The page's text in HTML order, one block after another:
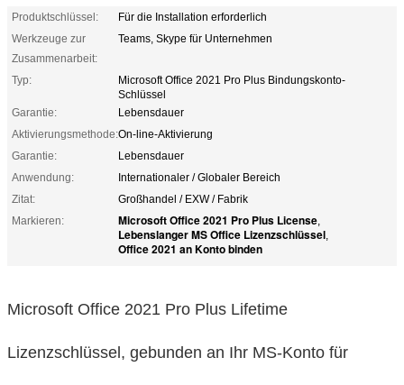
Produktschlüssel:
Für die Installation erforderlich
Werkzeuge zur
Zusammenarbeit:
Teams, Skype für Unternehmen
Typ:
Microsoft Office 2021 Pro Plus Bindungskonto-
Schlüssel
Garantie:
Lebensdauer
Aktivierungsmethode:On-line-Aktivierung
Garantie:
Lebensdauer
Anwendung:
Internationaler / Globaler Bereich
Zitat:
Großhandel / EXW / Fabrik
Markieren:
Microsoft Office 2021 Pro Plus License,
Lebenslanger MS Office Lizenzschlüssel,
Office 2021 an Konto binden
Microsoft Office 2021 Pro Plus Lifetime
Lizenzschlüssel, gebunden an Ihr MS-Konto für